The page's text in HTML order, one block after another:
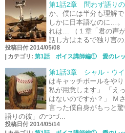
第1話2章 問わず語り
か、僕には半分も理解
しかに日本語なのに…
れは… （１章「君の声
話し方はまるで独り言
投稿日付 2014/05/08
カテゴリ: 第1話 ボイス講師編① 愛のレ
第1話3章 シャル・ウイ
はキャッチボールをや
私が用意します」 「え
はないのですか？」 Ｍ
言った僕自身がもっと
語りの彼」のつづ...
投稿日付 2014/05/14